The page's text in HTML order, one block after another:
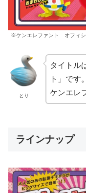
※ケンエレファント オフィシ
とり
タイトル
ト」です。
ケンエレ
ラインナップ